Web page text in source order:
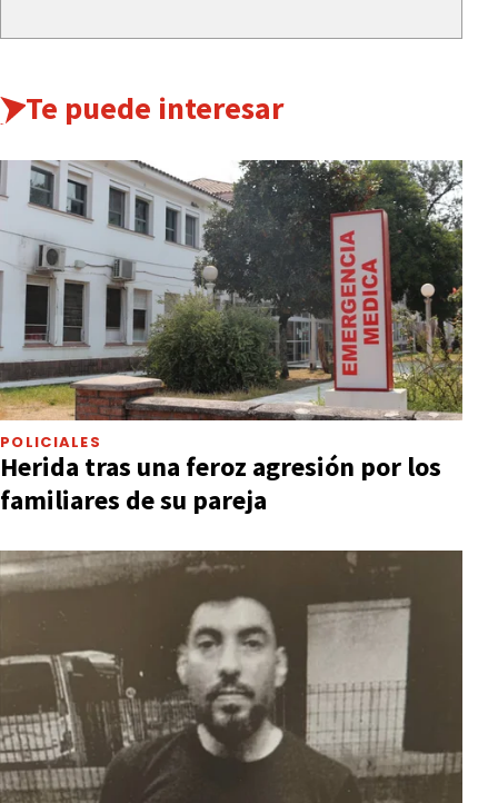
Te puede interesar
POLICIALES
Herida tras una feroz agresión por los
familiares de su pareja